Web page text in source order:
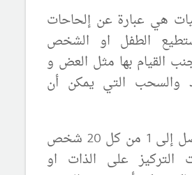
هي عبارة عن إلحاحات
الطفل او الشخص
القيام بها مثل العض و
والسحب التي يمكن أن
من كل 20 شخص
التركيز على الذات او